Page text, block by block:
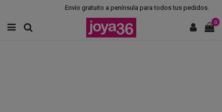
Envío gratuito a península para todos tus pedidos.
0